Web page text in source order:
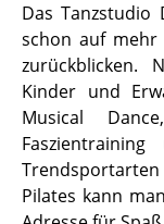
Das Tanzstudio
schon auf mehr
zurückblicken.
Kinder und
Musical
Pilates kann